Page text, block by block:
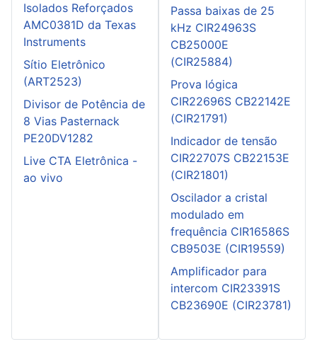
Isolados Reforçados
AMC0381D da Texas
Instruments
Sítio Eletrônico
(ART2523)
Divisor de Potência de
8 Vias Pasternack
PE20DV1282
Live CTA Eletrônica -
ao vivo
Passa baixas de 25
kHz CIR24963S
CB25000E
(CIR25884)
Prova lógica
CIR22696S CB22142E
(CIR21791)
Indicador de tensão
CIR22707S CB22153E
(CIR21801)
Oscilador a cristal
modulado em
frequência CIR16586S
CB9503E (CIR19559)
Amplificador para
intercom CIR23391S
CB23690E (CIR23781)